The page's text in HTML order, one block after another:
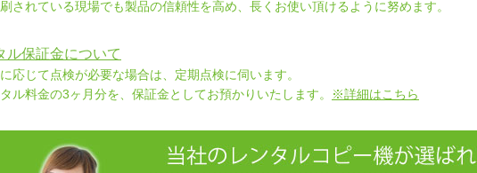
されている現場でも製品の信頼性を高め、長くお使い頂けるように努めます。
ル保証金について
応じて点検が必要な場合は、定期点検に伺います。
ル料金の3ヶ月分を、保証金としてお預かりいたします。
※詳細はこちら